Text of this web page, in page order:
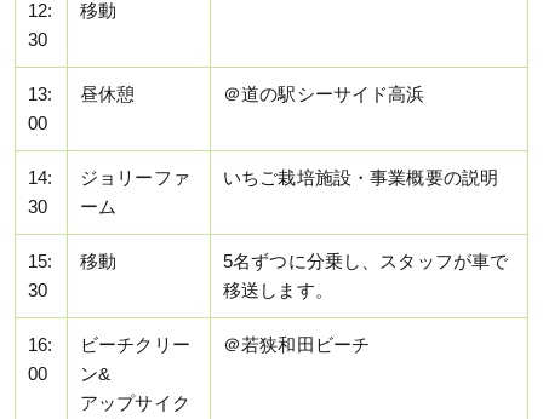
12:
30
移動
13:
00
昼休憩 ＠道の駅シーサイド高浜
14:
30
ジョリーファ
ーム
いちご栽培施設・事業概要の説明
15:
30
移動
5名ずつに分乗し、スタッフが車で
移送します。
16:
00
ビーチクリー
ン&
アップサイク
＠若狭和田ビーチ